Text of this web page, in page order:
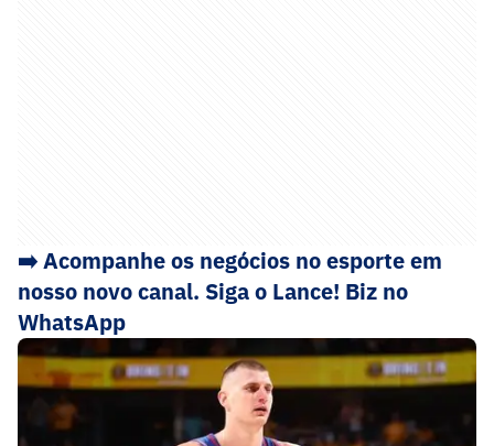
➡️ Acompanhe os negócios no esporte em
nosso novo canal. Siga o Lance! Biz no
WhatsApp